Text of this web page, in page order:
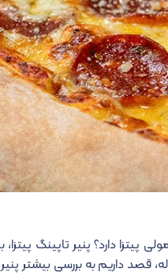
پیتزا دارد؟ پنیر تاپینگ
قصد داریم به بررسی بیشتر پنیر